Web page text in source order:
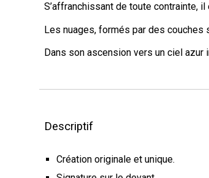
S’affranchissant de toute contrainte,
Les nuages, formés par des couches
Dans son ascension vers un ciel azur
Descriptif
Création originale et unique.